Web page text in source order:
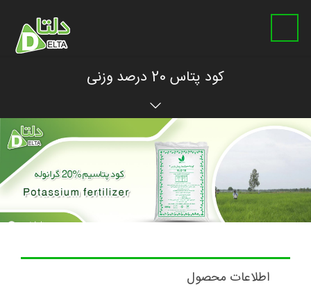
کود پتاس 20 درصد وزنی
اطلاعات محصول